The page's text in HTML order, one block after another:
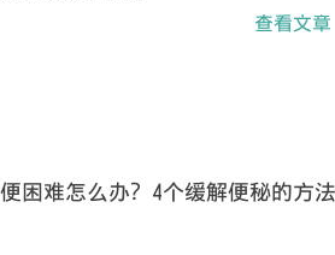
查看文章
困难怎么办？4个缓解便秘的方